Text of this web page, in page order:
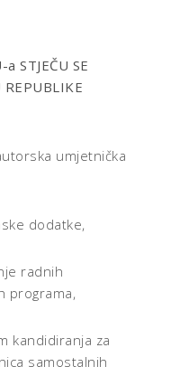
STJEČU SE
REPUBLIKE
umjetnička
dodatke,
radnih
programa,
kandidiranja za
samostalnih